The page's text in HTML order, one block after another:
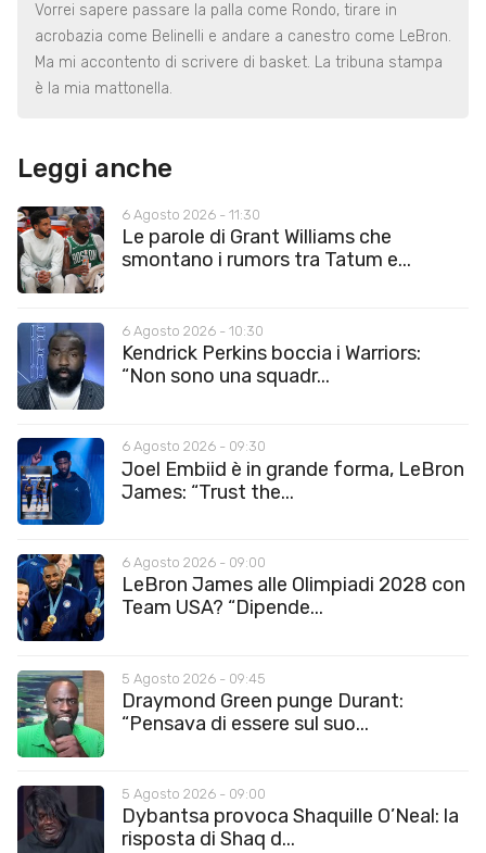
Vorrei sapere passare la palla come Rondo, tirare in
acrobazia come Belinelli e andare a canestro come LeBron.
Ma mi accontento di scrivere di basket. La tribuna stampa
è la mia mattonella.
Leggi anche
6 Agosto 2026 - 11:30
Le parole di Grant Williams che
smontano i rumors tra Tatum e...
6 Agosto 2026 - 10:30
Kendrick Perkins boccia i Warriors:
“Non sono una squadr...
6 Agosto 2026 - 09:30
Joel Embiid è in grande forma, LeBron
James: “Trust the...
6 Agosto 2026 - 09:00
LeBron James alle Olimpiadi 2028 con
Team USA? “Dipende...
5 Agosto 2026 - 09:45
Draymond Green punge Durant:
“Pensava di essere sul suo...
5 Agosto 2026 - 09:00
Dybantsa provoca Shaquille O’Neal: la
risposta di Shaq d...